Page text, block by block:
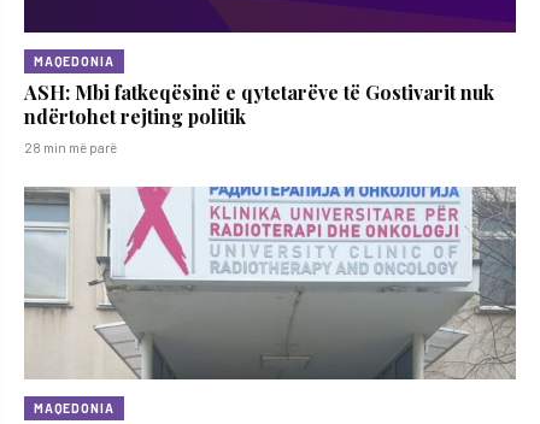
MAQEDONIA
ASH: Mbi fatkeqësinë e qytetarëve të Gostivarit nuk
ndërtohet rejting politik
28 min më parë
MAQEDONIA